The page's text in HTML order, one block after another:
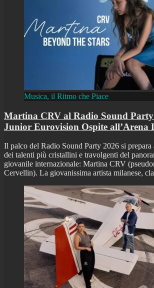
Musica, il Ritmo che Piace
Martina CRV al Radio Sound Party
Junior Eurovision Ospite all’Arena
Il palco del Radio Sound Party 2026 si prepara
dei talenti più cristallini e travolgenti del
giovanile internazionale: Martina CRV
Cervellin). La giovanissima artista milanese,